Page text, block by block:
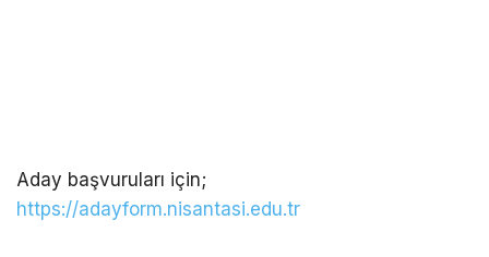
Aday başvuruları için;
https://adayform.nisantasi.edu.tr